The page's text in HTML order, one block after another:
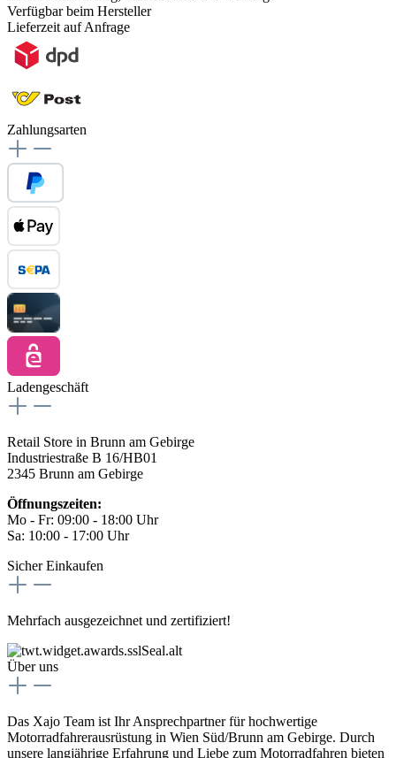
Verfügbar beim Hersteller
Lieferzeit auf Anfrage
Zahlungsarten
Ladengeschäft
Retail Store in Brunn am Gebirge
Industriestraße B 16/HB01
2345 Brunn am Gebirge
Öffnungszeiten:
Mo - Fr: 09:00 - 18:00 Uhr
Sa: 10:00 - 17:00 Uhr
Sicher Einkaufen
Mehrfach ausgezeichnet und zertifiziert!
Über uns
Das Xajo Team ist Ihr Ansprechpartner für hochwertige
Motorradfahrerausrüstung in Wien Süd/Brunn am Gebirge. Durch
unsere langjährige Erfahrung und Liebe zum Motorradfahren bieten